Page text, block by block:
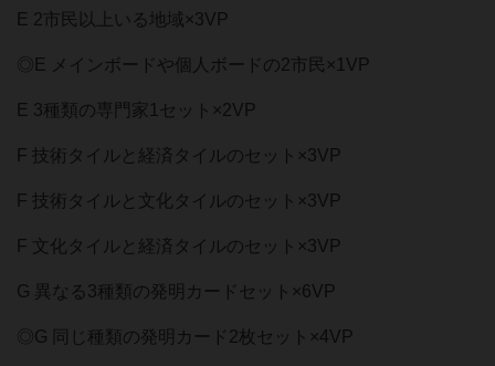
E 2市民以上いる地域×3VP
◎E メインボードや個人ボードの2市民×1VP
E 3種類の専門家1セット×2VP
F 技術タイルと経済タイルのセット×3VP
F 技術タイルと文化タイルのセット×3VP
F 文化タイルと経済タイルのセット×3VP
G 異なる3種類の発明カードセット×6VP
◎G 同じ種類の発明カード2枚セット×4VP